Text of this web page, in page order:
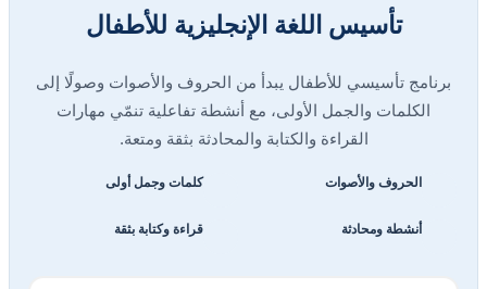
تأسيس اللغة الإنجليزية للأطفال
برنامج تأسيسي للأطفال يبدأ من الحروف والأصوات وصولًا إلى
الكلمات والجمل الأولى، مع أنشطة تفاعلية تنمّي مهارات
القراءة والكتابة والمحادثة بثقة ومتعة.
الحروف والأصوات كلمات وجمل أولى
أنشطة ومحادثة قراءة وكتابة بثقة